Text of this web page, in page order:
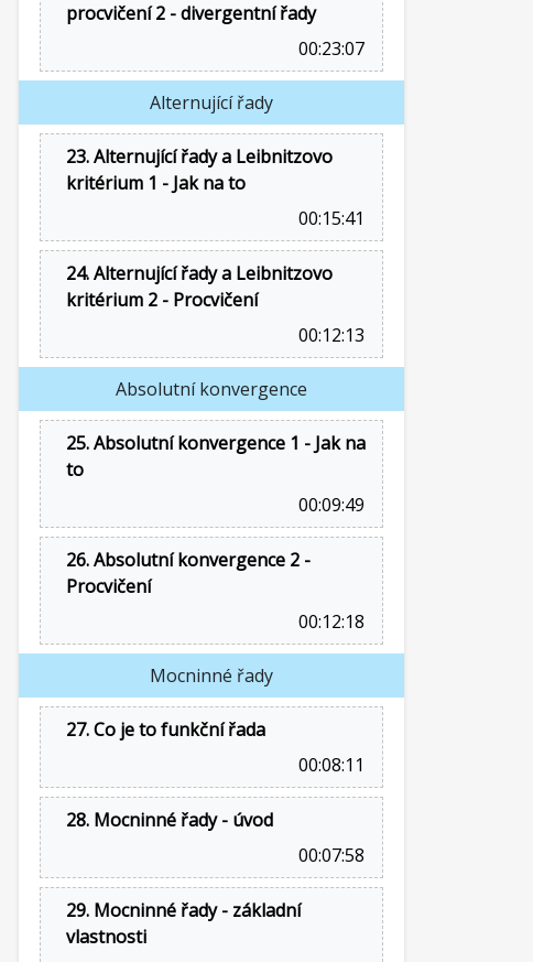
procvičení 2 - divergentní řady
00:23:07
Alternující řady
23. Alternující řady a Leibnitzovo
kritérium 1 - Jak na to
00:15:41
24. Alternující řady a Leibnitzovo
kritérium 2 - Procvičení
00:12:13
Absolutní konvergence
25. Absolutní konvergence 1 - Jak na
to
00:09:49
26. Absolutní konvergence 2 -
Procvičení
00:12:18
Mocninné řady
27. Co je to funkční řada
00:08:11
28. Mocninné řady - úvod
00:07:58
29. Mocninné řady - základní
vlastnosti